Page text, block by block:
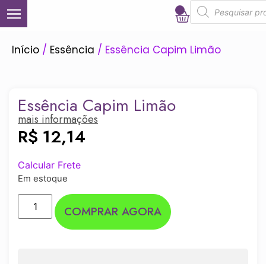
Início / Essência / Essência Capim Limão
Essência Capim Limão
mais informações
R$ 12,14
Calcular Frete
Em estoque
COMPRAR AGORA